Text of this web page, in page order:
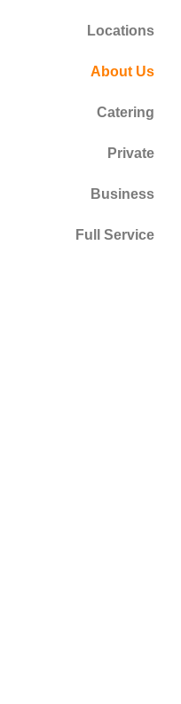
Locations
About Us
Catering
Private
Business
Full Service